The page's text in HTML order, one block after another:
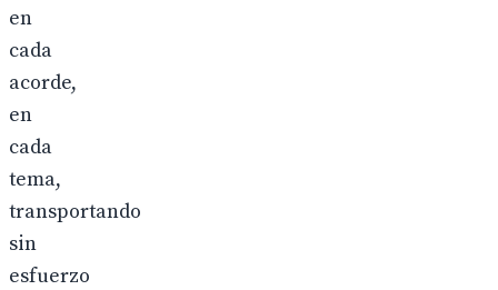
en
cada
acorde,
en
cada
tema,
transportando
sin
esfuerzo